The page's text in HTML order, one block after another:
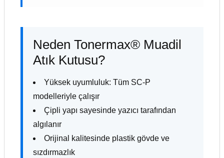
Neden Tonermax® Muadil
Atık Kutusu?
Yüksek uyumluluk: Tüm SC-P
modelleriyle çalışır
Çipli yapı sayesinde yazıcı tarafından
algılanır
Orijinal kalitesinde plastik gövde ve
sızdırmazlık